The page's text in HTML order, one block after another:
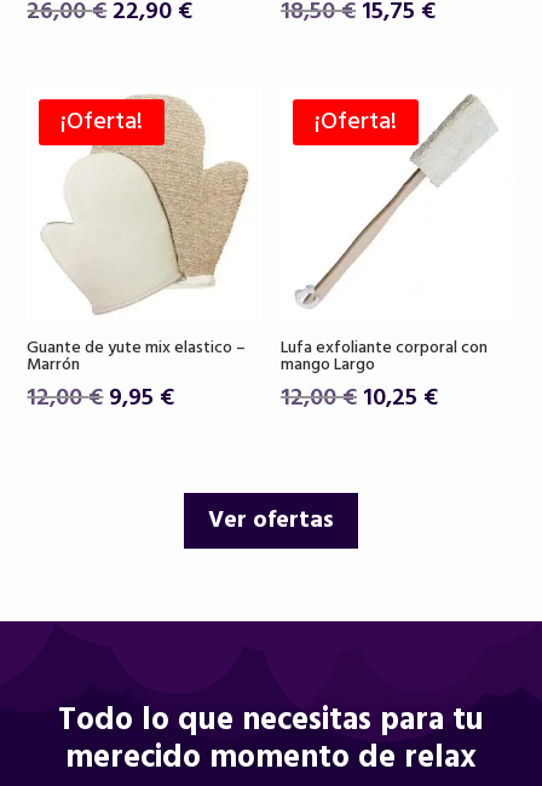
26,00€El
era:
26,00 €.
22,90€El
es:
22,90 €.
18,50€El
era:
18,50 €.
15,75 €El
es:
15,75 €.
¡Oferta!
Guante de yute mix elastico –
Marrón
12,00€El
9,95 €El
es:
9,95 €.
¡Oferta!
Lufa exfoliante corporal con
mango Largo
12,00€El
10,25 €El
Ver ofertas
Todo lo que necesitas para tu
merecido momento de relax